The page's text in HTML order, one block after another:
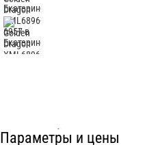
Параметры и цены